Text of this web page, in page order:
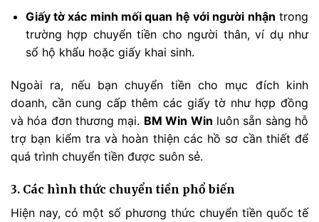
Giấy tờ xác minh mối quan hệ với người nhận trong
trường hợp chuyển tiền cho người thân, ví dụ như
sổ hộ khẩu hoặc giấy khai sinh.
Ngoài ra, nếu bạn chuyển tiền cho mục đích kinh
doanh, cần cung cấp thêm các giấy tờ như hợp đồng
và hóa đơn thương mại. BM Win Win luôn sẵn sàng hỗ
trợ bạn kiểm tra và hoàn thiện các hồ sơ cần thiết để
quá trình chuyển tiền được suôn sẻ.
3. Các hình thức chuyển tiền phổ biến
Hiện nay, có một số phương thức chuyển tiền quốc tế